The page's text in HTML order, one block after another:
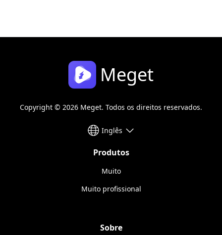
Meget
Copyright © 2026 Meget. Todos os direitos reservados.
Inglês
Produtos
Muito
Muito profissional
Sobre